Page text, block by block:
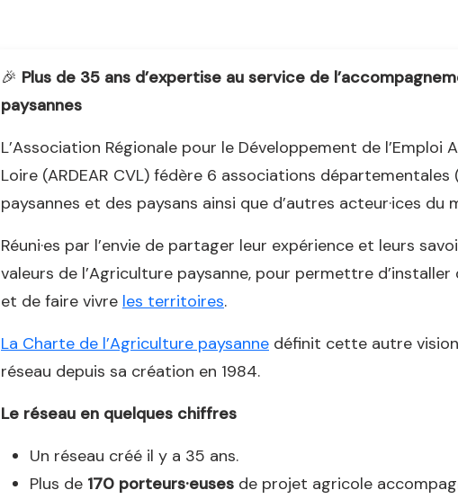
🎉 Plus de 35 ans d’expertise au service de
paysannes
L’Association Régionale pour le Développement de
Loire (ARDEAR CVL) fédère 6 associations départementales
paysannes et des paysans ainsi que d’autres acteur·ices du
Réuni·es par l’envie de partager leur expérience et leurs
valeurs de l’Agriculture paysanne, pour permettre d’installer
et de faire vivre les territoires.
La Charte de l’Agriculture paysanne définit cette autre
réseau depuis sa création en 1984.
Le réseau en quelques chiffres
Un réseau créé il y a 35 ans.
Plus de 170 porteurs·euses de projet agricole